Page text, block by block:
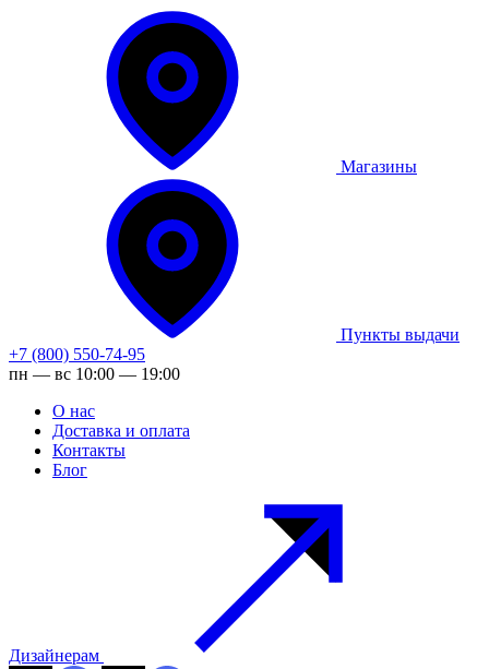
Магазины
Пункты выдачи
+7 (800) 550-74-95
пн — вс 10:00 — 19:00
О нас
Доставка и оплата
Контакты
Блог
Дизайнерам